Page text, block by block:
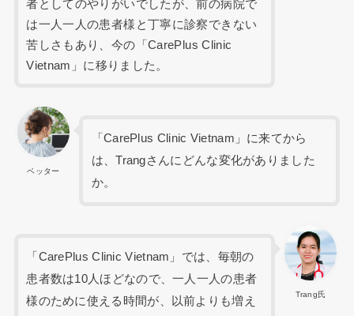
者としてのやりがいでしたが、前の病院で
は一人一人の患者様と丁寧に診察できない
苦しさもあり、今の「CarePlus Clinic
Vietnam」に移りました。
ベッター
「CarePlus Clinic Vietnam」に来てから
は、Trangさんにどんな変化がありました
か。
Trang氏
「CarePlus Clinic Vietnam」では、毎朝の
患者数は10人ほどなので、一人一人の患者
様のために使える時間が、以前よりも増え